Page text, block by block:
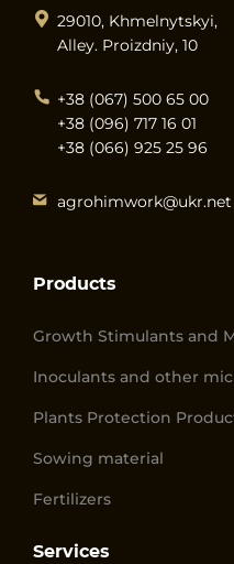
+38 (067) 500 65 00
+38 (096) 717 16 01
+38 (066) 925 25 96
agrohimwork@ukr.net
29010, Khmelnytskyi,
Alley. Proizdniy, 10
Products
Growth Stimulants and
Inoculants and other
Plants Protection
Sowing material
Fertilizers
Services